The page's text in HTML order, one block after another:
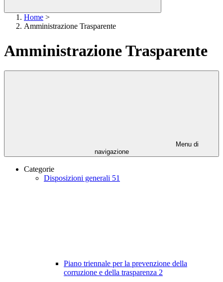
Home >
Amministrazione Trasparente
Amministrazione Trasparente
Menu di
navigazione
Categorie
Disposizioni generali 51
Piano triennale per la prevenzione della
corruzione e della trasparenza 2